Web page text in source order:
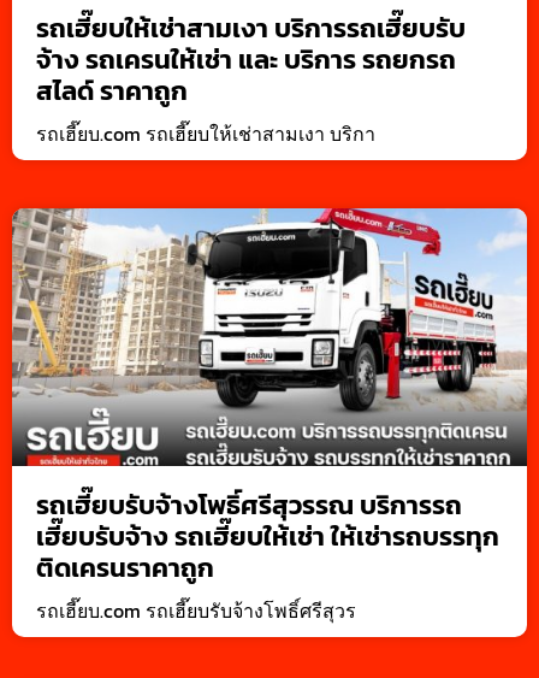
รถเฮี๊ยบให้เช่าสามเงา บริการรถเฮี๊ยบรับ
จ้าง รถเครนให้เช่า และ บริการ รถยกรถ
สไลด์ ราคาถูก
รถเฮี๊ยบ.com รถเฮี๊ยบให้เช่าสามเงา บริกา
รถเฮี๊ยบรับจ้างโพธิ์ศรีสุวรรณ บริการรถ
เฮี๊ยบรับจ้าง รถเฮี๊ยบให้เช่า ให้เช่ารถบรรทุก
ติดเครนราคาถูก
รถเฮี๊ยบ.com รถเฮี๊ยบรับจ้างโพธิ์ศรีสุวร